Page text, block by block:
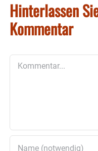
Hinterlassen
Kommentar